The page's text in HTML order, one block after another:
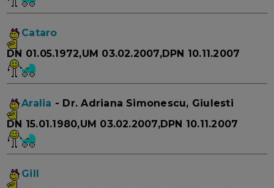
Cataro
DN 01.05.1972,UM 03.02.2007,DPN 10.11.2007
Aralia - Dr. Adriana Simonescu, Giulesti
DN 15.01.1980,UM 03.02.2007,DPN 10.11.2007
Gill